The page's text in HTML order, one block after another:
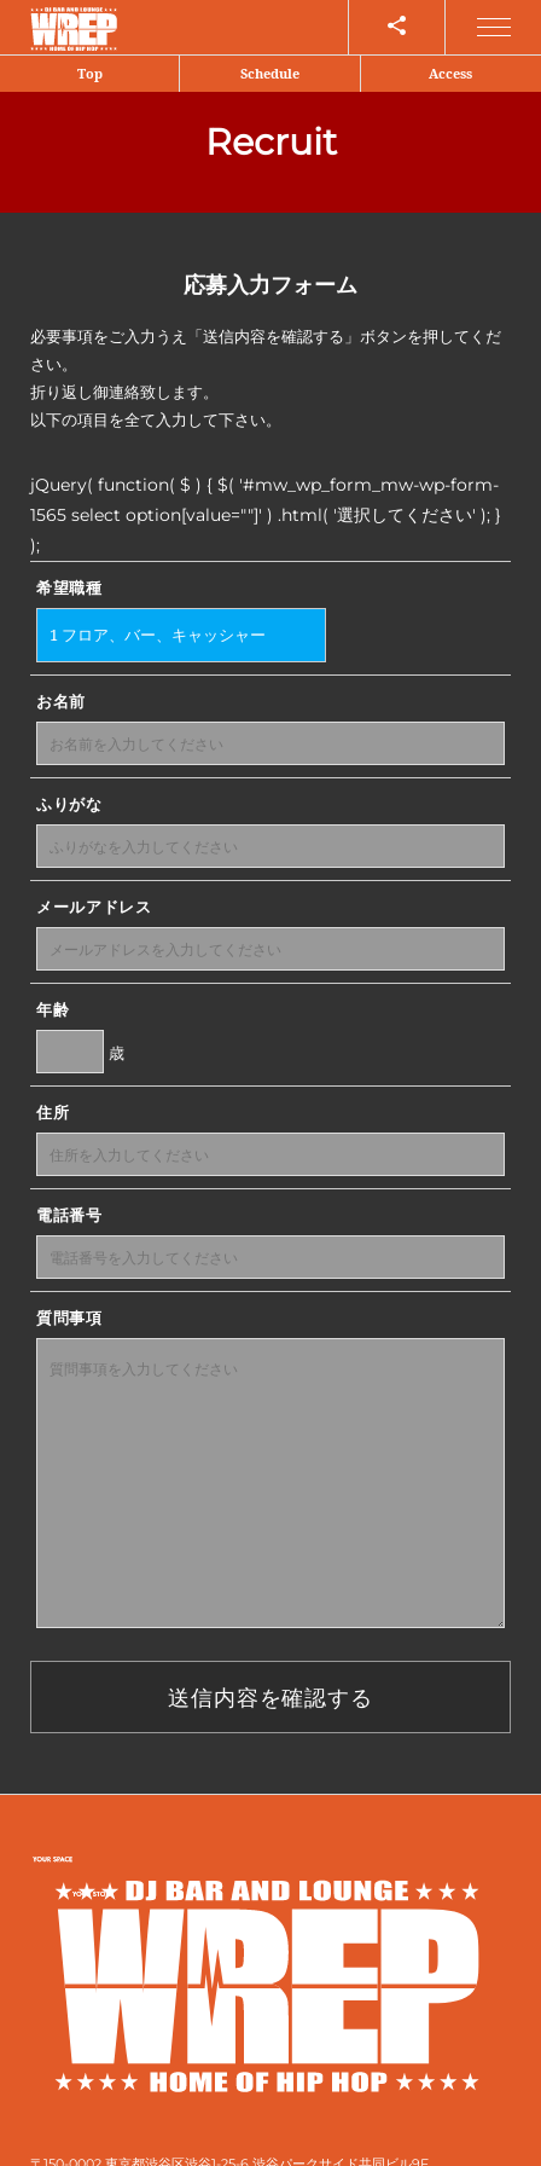
Top Schedule Access
Share
Recruit
応募入力フォーム
必要事項をご入力うえ「送信内容を確認する」ボタンを押してくだ
さい。
折り返し御連絡致します。
以下の項目を全て入力して下さい。
jQuery( function( $ ) { $( '#mw_wp_form_mw-wp-form-
1565 select option[value=""]' ) .html( '選択してください' ); }
);
希望職種
お名前
ふりがな
メールアドレス
年齢
歳
住所
電話番号
質問事項